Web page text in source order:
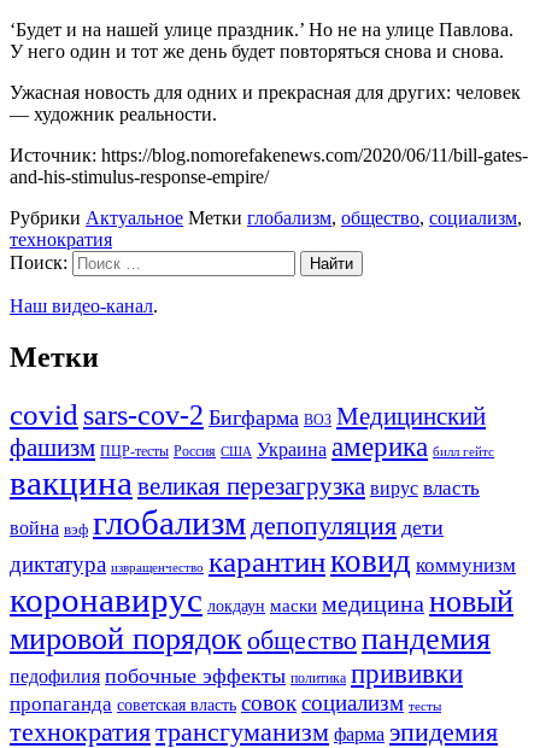
‘Будет и на нашей улице праздник.’ Но не на улице Павлова.
У него один и тот же день будет повторяться снова и снова.
Ужасная новость для одних и прекрасная для других: человек
— художник реальности.
Источник: https://blog.nomorefakenews.com/2020/06/11/bill-gates-
and-his-stimulus-response-empire/
Рубрики Актуальное Метки глобализм, общество, социализм,
технократия
Поиск:
Наш видео-канал.
Метки
covid sars-cov-2 Бигфарма ВОЗ Медицинский
фашизм ПЦР-тесты Россия США Украина америка билл гейтс
вакцина великая перезагрузка вирус власть
война вэф глобализм депопуляция дети
диктатура извращенчество карантинковид коммунизм
коронавирус локдаун маски медицина новый
мировой порядок обществопандемия
педофилия побочные эффекты политика прививки
пропаганда советская власть совоксоциализм тесты
технократиятрансгуманизм фарма эпидемия